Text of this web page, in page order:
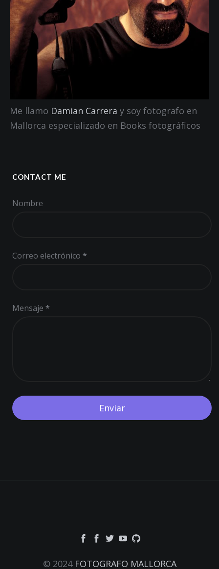
Me llamo Damian Carrera y soy fotografo en
Mallorca especializado en Books fotográficos
CONTACT ME
Nombre
Correo electrónico *
Mensaje *
© 2024 FOTOGRAFO MALLORCA